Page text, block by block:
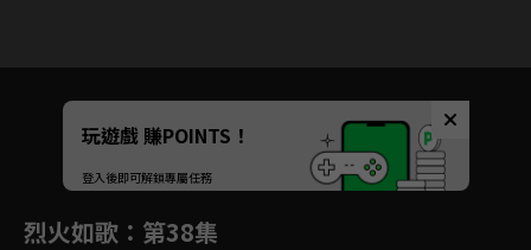
Unmute
如有不便請見諒
玩遊戲 賺POINTS！
登入後即可解鎖專屬任務
烈火如歌 ：第38集